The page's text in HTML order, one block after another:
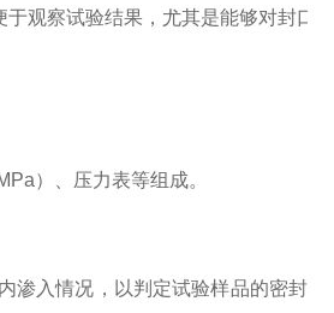
观察试验结果，尤其是能够对封口
）、压力表等组成。
渗入情况，以判定试验样品的密封